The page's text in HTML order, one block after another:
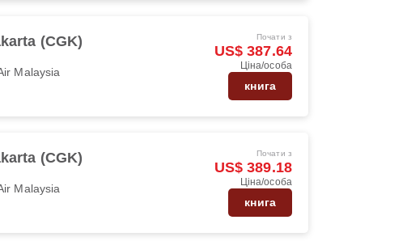
(CGK)
Malaysia
Почати з
US$ 387.64
Ціна/особа
книга
(CGK)
Malaysia
Почати з
US$ 389.18
Ціна/особа
книга